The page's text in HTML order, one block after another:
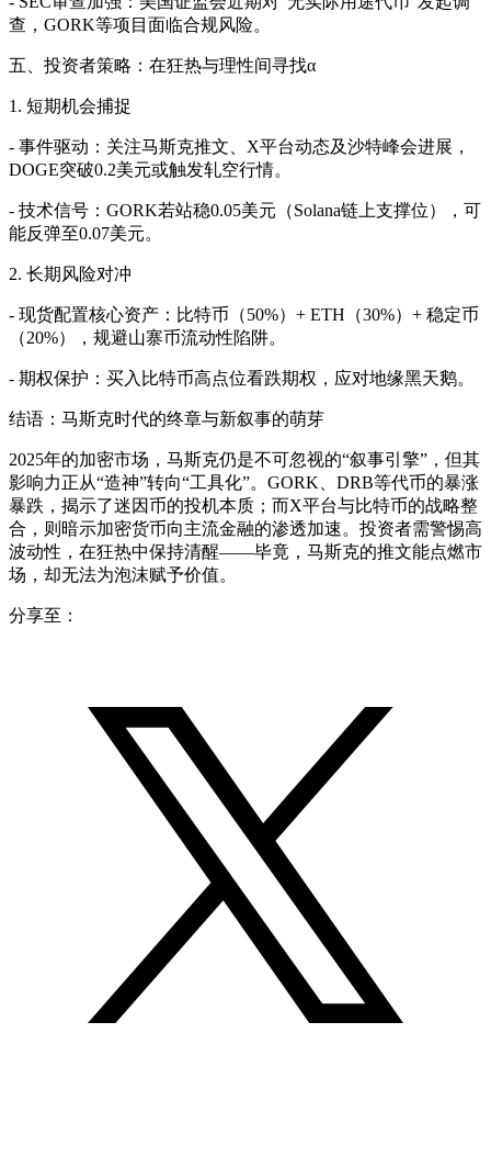
查，GORK等项目面临合规风险。
五、投资者策略：在狂热与理性间寻找α
1. 短期机会捕捉
- 事件驱动：关注马斯克推文、X平台动态及沙特峰会进展，
DOGE突破0.2美元或触发轧空行情。
- 技术信号：GORK若站稳0.05美元（Solana链上支撑位），可
能反弹至0.07美元。
2. 长期风险对冲
- 现货配置核心资产：比特币（50%）+ ETH（30%）+ 稳定币
（20%），规避山寨币流动性陷阱。
- 期权保护：买入比特币高点位看跌期权，应对地缘黑天鹅。
结语：马斯克时代的终章与新叙事的萌芽
2025年的加密市场，马斯克仍是不可忽视的“叙事引擎”，但其
影响力正从“造神”转向“工具化”。GORK、DRB等代币的暴涨
暴跌，揭示了迷因币的投机本质；而X平台与比特币的战略整
合，则暗示加密货币向主流金融的渗透加速。投资者需警惕高
波动性，在狂热中保持清醒——毕竟，马斯克的推文能点燃市
场，却无法为泡沫赋予价值。
分享至：